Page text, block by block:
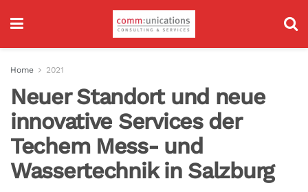
Home 2021
Neuer Standort und neue
innovative Services der
Techem Mess- und
Wassertechnik in Salzburg